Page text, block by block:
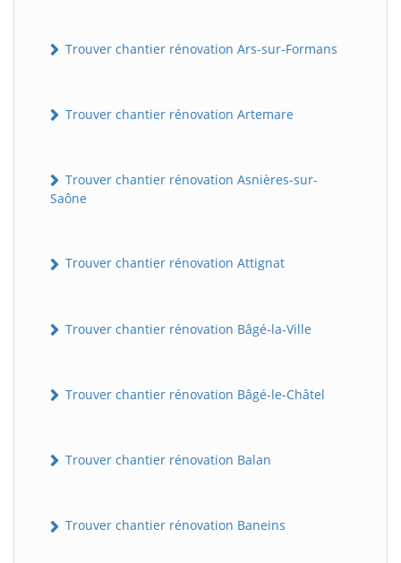
Trouver chantier rénovation Ars-sur-Formans
Trouver chantier rénovation Artemare
Trouver chantier rénovation Asnières-sur-
Saône
Trouver chantier rénovation Attignat
Trouver chantier rénovation Bâgé-la-Ville
Trouver chantier rénovation Bâgé-le-Châtel
Trouver chantier rénovation Balan
Trouver chantier rénovation Baneins